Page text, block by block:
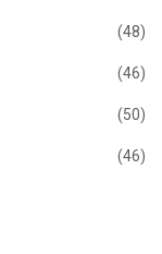
(48)
(46)
(50)
(46)